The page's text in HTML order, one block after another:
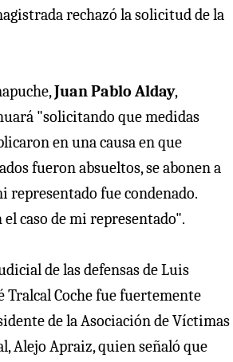
rechazó la solicitud de la
Juan Pablo Alday,
"solicitando que medidas
en una causa en que
fueron absueltos, se abonen a
representado fue condenado.
el caso de mi representado".
de las defensas de Luis
Tralcal Coche fue fuertemente
de la Asociación de Víctimas
Alejo Apraiz, quien señaló que